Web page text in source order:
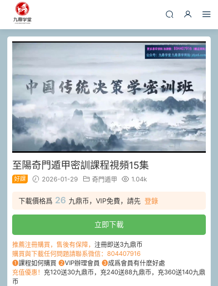
至陽奇門遁甲密訓課程視頻15集
好課 2026-01-29 奇門遁甲 1.04k
下載價格爲 26 九鼎币，VIP免費，請先 登錄
立即下載
推薦注冊購買，售後有保障， 注冊即送3九鼎币
購買與下載任何問題請聯系微信：804407916
❶課程如何購買 ❷VIP辦理會員 ❸成爲會員有什麽好處
充值優惠！ 充120送30九鼎币，充240送88九鼎币，充360送140九鼎
币